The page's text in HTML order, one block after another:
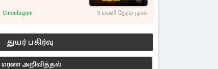
Cineulagam 9 மணி நேரம் முன்
துயர் பகிர்வு
மரண அறிவித்தல்